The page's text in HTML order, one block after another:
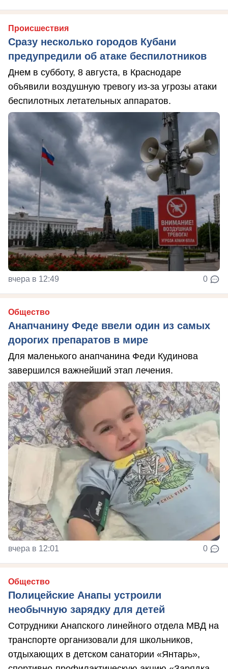
Происшествия
Сразу несколько городов Кубани
предупредили об атаке беспилотников
Днем в субботу, 8 августа, в Краснодаре
объявили воздушную тревогу из-за угрозы атаки
беспилотных летательных аппаратов.
вчера в 12:49 0
Общество
Анапчанину Феде ввели один из самых
дорогих препаратов в мире
Для маленького анапчанина Феди Кудинова
завершился важнейший этап лечения.
вчера в 12:01 0
Общество
Полицейские Анапы устроили
необычную зарядку для детей
Сотрудники Анапского линейного отдела МВД на
транспорте организовали для школьников,
отдыхающих в детском санатории «Янтарь»,